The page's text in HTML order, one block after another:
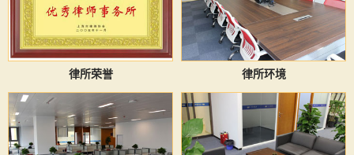
律所荣誉 律所环境